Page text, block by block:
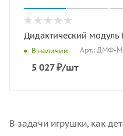
Дидактический модуль
В наличии Арт.: ДМФ-
5 027₽/шт
В задачи игрушки, как